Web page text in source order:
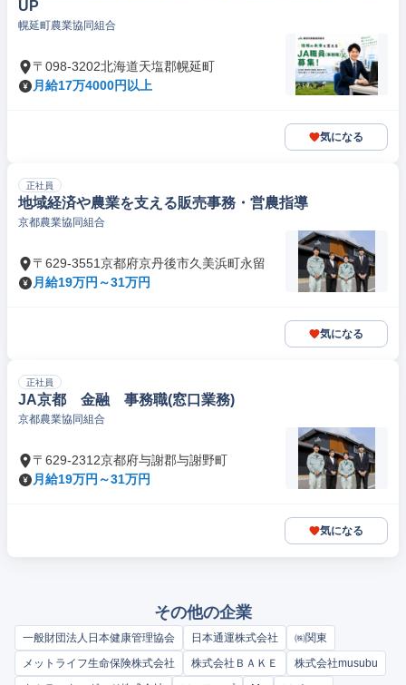
UP
幌延町農業協同組合
〒098-3202北海道天塩郡幌延町
月給17万4000円以上
気になる
正社員
地域経済や農業を支える販売事務・営農指導
京都農業協同組合
〒629-3551京都府京丹後市久美浜町永留
月給19万円～31万円
気になる
正社員
JA京都 金融 事務職(窓口業務)
京都農業協同組合
〒629-2312京都府与謝郡与謝野町
月給19万円～31万円
気になる
その他の企業
一般財団法人日本健康管理協会 日本通運株式会社
㈱関東
メットライフ生命保険株式会社
株式会社ＢＡＫＥ
株式会社musubu